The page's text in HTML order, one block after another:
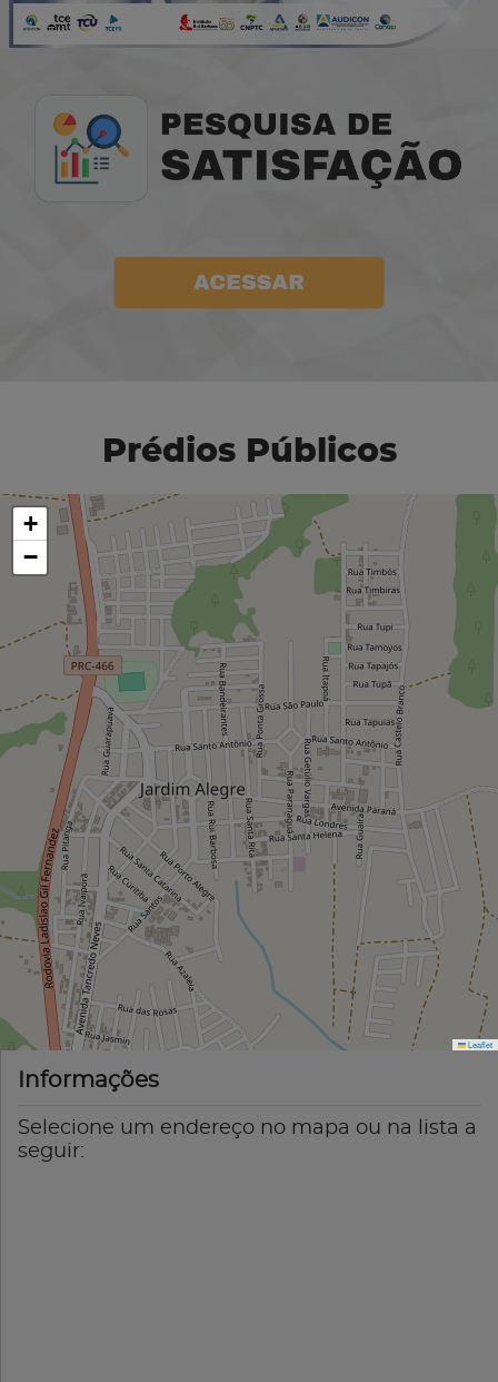
Prédios Públicos
+
−
Leaflet
Informações
Selecione um endereço no mapa ou na lista a
seguir: